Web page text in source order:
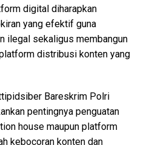
digital diharapkan
yang efektif guna
ilegal sekaligus membangun
distribusi konten yang
Bareskrim Polri
pentingnya penguatan
house maupun platform
kebocoran konten dan